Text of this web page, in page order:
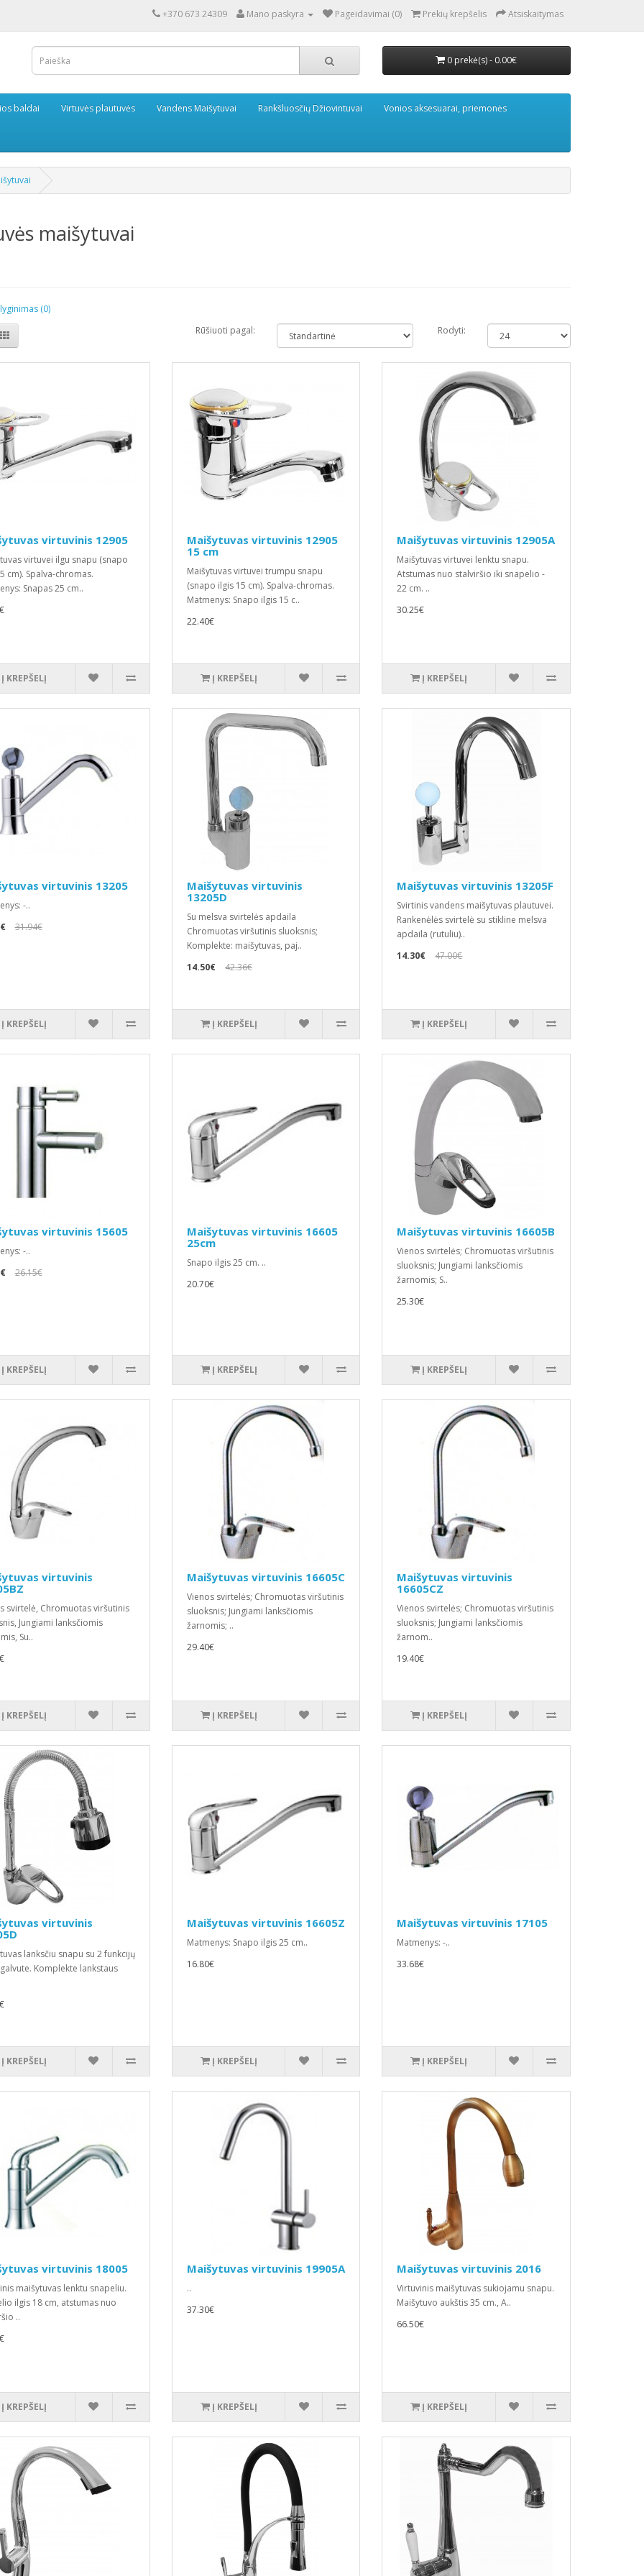
+370 673 24309 Mano paskyra Pageidavimai (0) Prekių krepšelis Atsiskaitymas
0 prekė(s) - 0.00€
baldai Virtuvės plautuvės Vandens Maišytuvai Rankšluosčių Džiovintuvai Vonios aksesuarai, priemonės
maišytuvai
(0)
Rūšiuoti pagal:
Rodyti:
virtuvinis 12905
virtuvei ilgu snapu (snapo
cm). Spalva-chromas.
Snapas 25 cm..
Į KREPŠELĮ
Maišytuvas virtuvinis 12905
15 cm
Maišytuvas virtuvei trumpu snapu
(snapo ilgis 15 cm). Spalva-chromas.
Matmenys: Snapo ilgis 15 c..
22.40€
Į KREPŠELĮ
Maišytuvas virtuvinis 12905A
Maišytuvas virtuvei lenktu snapu.
Atstumas nuo stalviršio iki snapelio -
22 cm. ..
30.25€
Į KREPŠELĮ
virtuvinis 13205
-..
31.94€
Į KREPŠELĮ
Maišytuvas virtuvinis
13205D
Su melsva svirtelės apdaila
Chromuotas viršutinis sluoksnis;
Komplekte: maišytuvas, paj..
14.50€
42.36€
Į KREPŠELĮ
Maišytuvas virtuvinis 13205F
Svirtinis vandens maišytuvas plautuvei.
Rankenėlės svirtelė su stikline melsva
apdaila (rutuliu)..
14.30€
47.00€
Į KREPŠELĮ
virtuvinis 15605
-..
26.15€
Į KREPŠELĮ
Maišytuvas virtuvinis 16605
25cm
Snapo ilgis 25 cm. ..
20.70€
Į KREPŠELĮ
Maišytuvas virtuvinis 16605B
Vienos svirtelės; Chromuotas viršutinis
sluoksnis; Jungiami lanksčiomis
žarnomis; S..
25.30€
Į KREPŠELĮ
virtuvinis
svirtelė, Chromuotas viršutinis
Jungiami lanksčiomis
Su..
Į KREPŠELĮ
Maišytuvas virtuvinis 16605C
Vienos svirtelės; Chromuotas viršutinis
sluoksnis; Jungiami lanksčiomis
žarnomis; ..
29.40€
Į KREPŠELĮ
Maišytuvas virtuvinis
16605CZ
Vienos svirtelės; Chromuotas viršutinis
sluoksnis; Jungiami lanksčiomis
žarnom..
19.40€
Į KREPŠELĮ
virtuvinis
lanksčiu snapu su 2 funkcijų
Komplekte lankstaus
Į KREPŠELĮ
Maišytuvas virtuvinis 16605Z
Matmenys: Snapo ilgis 25 cm..
16.80€
Į KREPŠELĮ
Maišytuvas virtuvinis 17105
Matmenys: -..
33.68€
Į KREPŠELĮ
virtuvinis 18005
maišytuvas lenktu snapeliu.
ilgis 18 cm, atstumas nuo
..
Į KREPŠELĮ
Maišytuvas virtuvinis 19905A
..
37.30€
Į KREPŠELĮ
Maišytuvas virtuvinis 2016
Virtuvinis maišytuvas sukiojamu snapu.
Maišytuvo aukštis 35 cm., A..
66.50€
Į KREPŠELĮ